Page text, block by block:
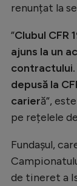
renunțat la
”Clubul CFR
ajuns la un
depusă la
carieră”, este
pe rețelele
Fundaşul,
de tineret a